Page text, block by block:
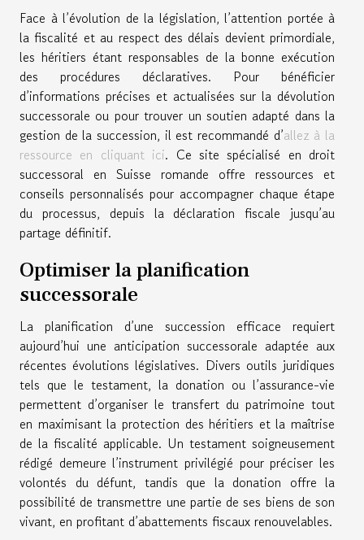
Face à l’évolution de la législation, l’attention portée à
la fiscalité et au respect des délais devient primordiale,
les héritiers étant responsables de la bonne exécution
des procédures déclaratives. Pour bénéficier
d’informations précises et actualisées sur la dévolution
successorale ou pour trouver un soutien adapté dans la
gestion de la succession, il est recommandé d’allez à la
ressource en cliquant ici. Ce site spécialisé en droit
successoral en Suisse romande offre ressources et
conseils personnalisés pour accompagner chaque étape
du processus, depuis la déclaration fiscale jusqu’au
partage définitif.
Optimiser la planification
successorale
La planification d’une succession efficace requiert
aujourd’hui une anticipation successorale adaptée aux
récentes évolutions législatives. Divers outils juridiques
tels que le testament, la donation ou l’assurance-vie
permettent d’organiser le transfert du patrimoine tout
en maximisant la protection des héritiers et la maîtrise
de la fiscalité applicable. Un testament soigneusement
rédigé demeure l’instrument privilégié pour préciser les
volontés du défunt, tandis que la donation offre la
possibilité de transmettre une partie de ses biens de son
vivant, en profitant d’abattements fiscaux renouvelables.